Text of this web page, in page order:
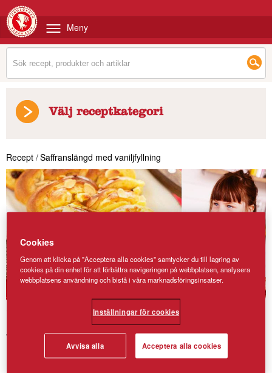
Meny
Välj receptkategori
Recept /Saffranslängd med vaniljfyllning
Saffranslängd med
vaniljfyllning
Cookies
Genom att klicka på "Acceptera alla cookies" samtycker du till lagring av
cookies på din enhet för att förbättra navigeringen på webbplatsen, analysera
webbplatsens användning och bistå i våra marknadsföringsinsatser.
Inställningar för cookies
Avvisa alla Acceptera alla cookies